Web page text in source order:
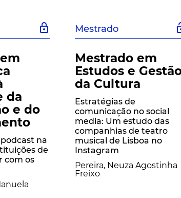
lock
da
e do
na
de
com os
Mestrado
Mestrado em
Estudos e
da Cultura
Estratégias de
comunicação no social
media: Um estudo das
companhias de teatro
musical de Lisboa no
Instagram
Pereira, Neuza Agostinha
Freixo